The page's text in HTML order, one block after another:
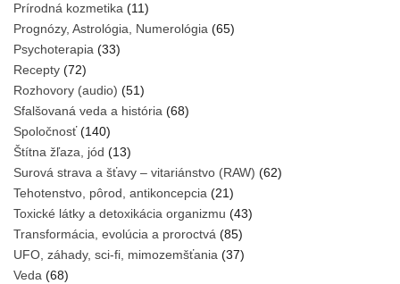
Prírodná kozmetika (11)
Prognózy, Astrológia, Numerológia (65)
Psychoterapia (33)
Recepty (72)
Rozhovory (audio) (51)
Sfalšovaná veda a história (68)
Spoločnosť(140)
Štítna žľaza, jód (13)
Surová strava a šťavy – vitariánstvo (RAW) (62)
Tehotenstvo, pôrod, antikoncepcia (21)
Toxické látky a detoxikácia organizmu (43)
Transformácia, evolúcia a proroctvá (85)
UFO, záhady, sci-fi, mimozemšťania (37)
Veda (68)